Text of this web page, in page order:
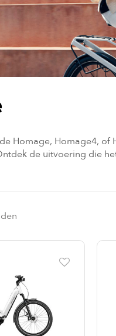
Homage, Homage4,
de uitvoering die